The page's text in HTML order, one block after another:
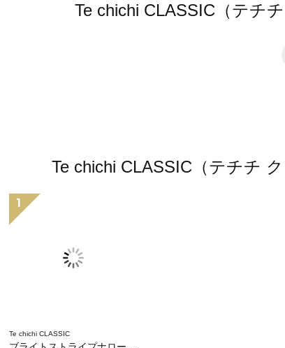
Te chichi CLASSIC（テチ
Te chichi CLASSIC（テチチ
1